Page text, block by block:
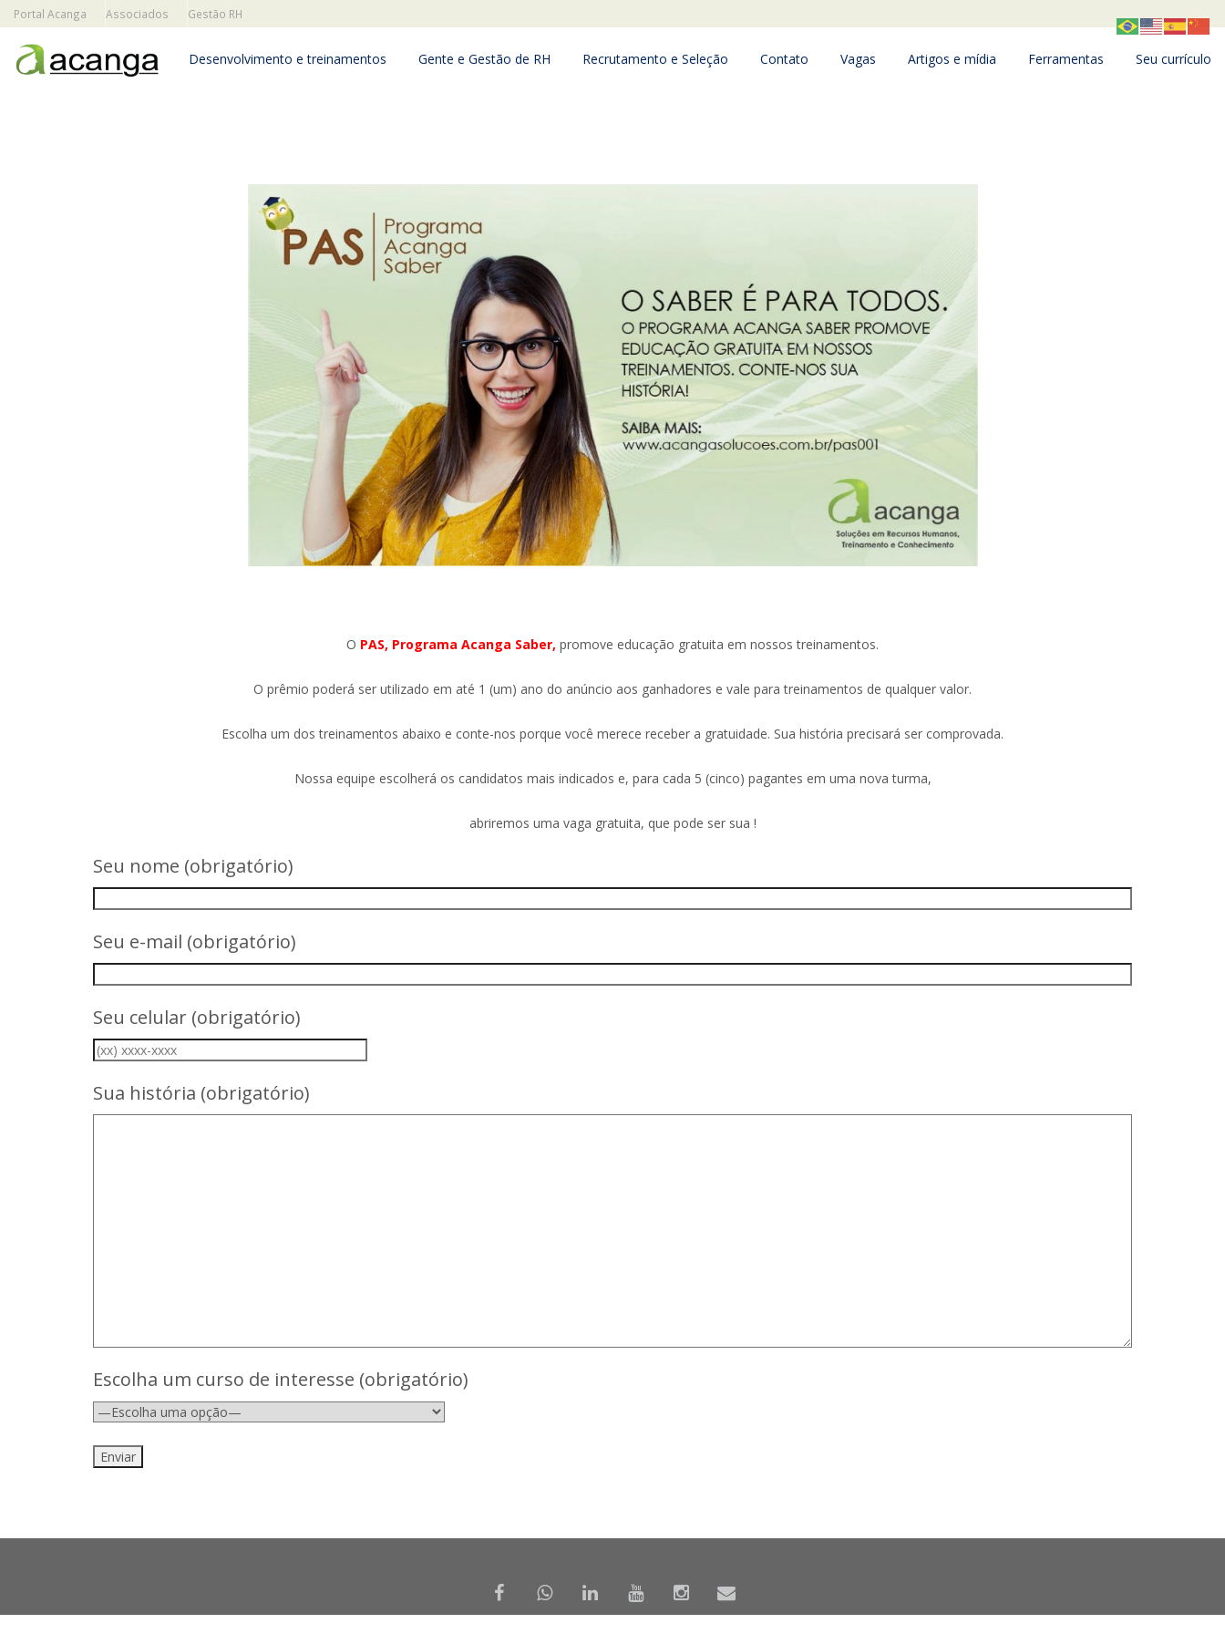
Portal Acanga Associados Gestão RH
Desenvolvimento e treinamentos Gente e Gestão de RH Recrutamento e Seleção Contato Vagas Artigos e mídia Ferramentas Seu currículo
O PAS, Programa Acanga Saber, promove educação gratuita em nossos treinamentos.
O prêmio poderá ser utilizado em até 1 (um) ano do anúncio aos ganhadores e vale para treinamentos de qualquer valor.
Escolha um dos treinamentos abaixo e conte-nos porque você merece receber a gratuidade. Sua história precisará ser comprovada.
Nossa equipe escolherá os candidatos mais indicados e, para cada 5 (cinco) pagantes em uma nova turma,
abriremos uma vaga gratuita, que pode ser sua !
Seu nome (obrigatório)
Seu e-mail (obrigatório)
Seu celular (obrigatório)
Sua história (obrigatório)
Escolha um curso de interesse (obrigatório)